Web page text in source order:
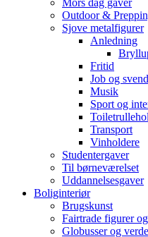
Mors dag gaver
Outdoor &
Sjove metalfigurer
Anledning
Fritid
Job og
Musik
Sport og
Transport
Vinholdere
Studentergaver
Til børneværelset
Uddannelsesgaver
Boliginteriør
Brugskunst
Fairtrade figurer
Globusser og